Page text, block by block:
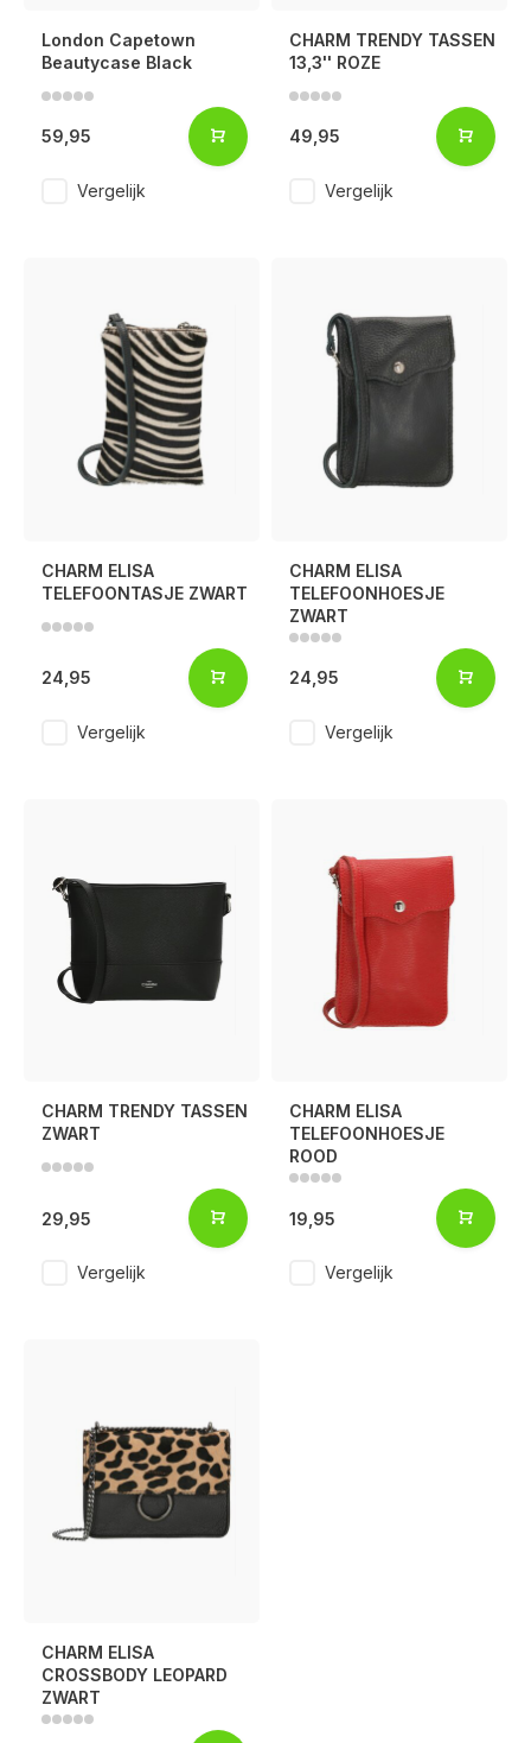
Voor 17:00 besteld, is vandaag verzonden (ma-vr)
London Capetown
Beautycase Black
59,95
Vergelijk
CHARM TRENDY TASSEN
13,3'' ROZE
49,95
Vergelijk
CHARM ELISA
TELEFOONTASJE ZWART
24,95
Vergelijk
CHARM ELISA
TELEFOONHOESJE
ZWART
24,95
Vergelijk
CHARM TRENDY TASSEN
ZWART
29,95
Vergelijk
CHARM ELISA
TELEFOONHOESJE
ROOD
19,95
Vergelijk
CHARM ELISA
CROSSBODY LEOPARD
ZWART